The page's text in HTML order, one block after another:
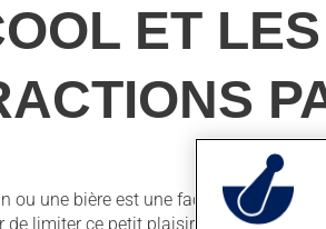
ET
ou une bière est une façon agréable
limiter ce petit plaisir ou même de